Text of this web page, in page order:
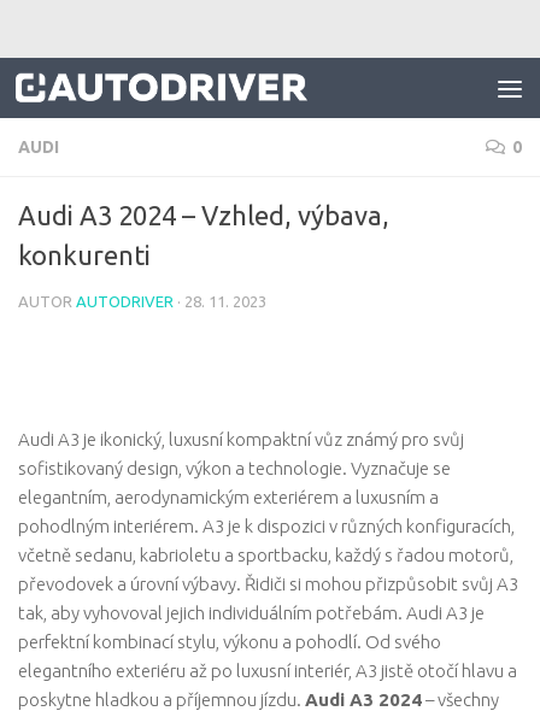
AUDI 0
Audi A3 2024 – Vzhled, výbava,
konkurenti
AUTOR AUTODRIVER · 28. 11. 2023
Audi A3 je ikonický, luxusní kompaktní vůz známý pro svůj
sofistikovaný design, výkon a technologie. Vyznačuje se
elegantním, aerodynamickým exteriérem a luxusním a
pohodlným interiérem. A3 je k dispozici v různých konfiguracích,
včetně sedanu, kabrioletu a sportbacku, každý s řadou motorů,
převodovek a úrovní výbavy. Řidiči si mohou přizpůsobit svůj A3
tak, aby vyhovoval jejich individuálním potřebám. Audi A3 je
perfektní kombinací stylu, výkonu a pohodlí. Od svého
elegantního exteriéru až po luxusní interiér, A3 jistě otočí hlavu a
poskytne hladkou a příjemnou jízdu. Audi A3 2024– všechny